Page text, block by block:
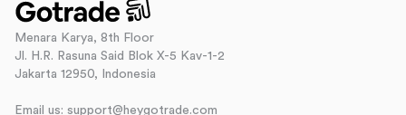
Menara Karya, 8th Floor
Jl. H.R. Rasuna Said Blok X-5 Kav-1-2
Jakarta 12950, Indonesia
Email us: support@heygotrade.com